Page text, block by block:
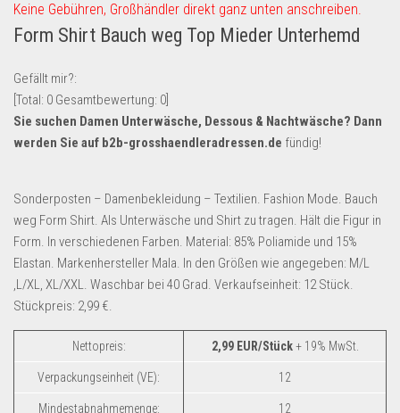
Kosmetik & Pflege
Lebensmittel & Getränke
Multimedia & Elektro
Münzen
Sport & Freizeit
Uhren & Schmuck
Wohnen & Einrichten
Restposten-Angebote
Restposten für Privatpersonen
eBay Restposten kaufen
Keine Gebühren, Großhändler direkt ganz unten anschreiben.
Form Shirt Bauch weg Top Mieder Unterhemd
Gefällt mir?:
[Total: 0 Gesamtbewertung: 0
Sie suchen Damen Unterwäsche, Dessous & Nachtwäsche? Dann
werden Sie auf b2b-grosshaendleradressen.de fündig!
Sonderposten – Damenbekleidung – Textilien. Fashion Mode. Bauch
weg Form Shirt. Als Unterwäsche und Shirt zu tragen. Hält die Figur in
Form. In verschiedenen Farben. Material: 85% Poliamide und 15%
Elastan. Markenhersteller Mala. In den Größen wie angegeben: M/L
,L/XL, XL/XXL. Waschbar bei 40 Grad. Verkaufseinheit: 12 Stück.
Stückpreis: 2,99 €.
Nettopreis: 2,99 EUR/Stück+ 19% MwSt.
Verpackungseinheit (VE): 12
Mindestabnahmemenge: 12